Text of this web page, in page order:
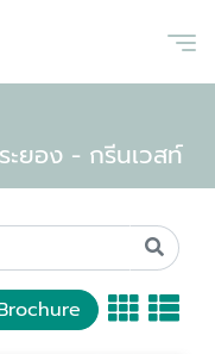
ะยอง - กรีนเวสท์